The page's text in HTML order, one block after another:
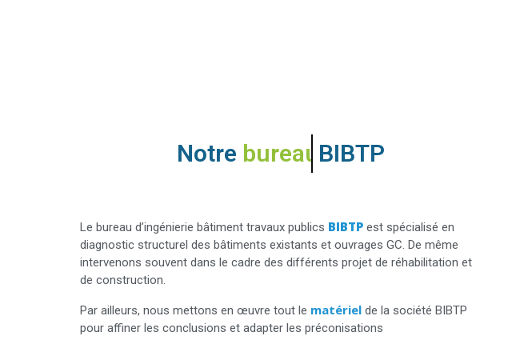
Notre bureau d'études BIBTP
Le bureau d’ingénierie bâtiment travaux publics BIBTP est spécialisé en
diagnostic structurel des bâtiments existants et ouvrages GC. De même
intervenons souvent dans le cadre des différents projet de réhabilitation et
de construction.
Par ailleurs, nous mettons en œuvre tout le matériel de la société BIBTP
pour affiner les conclusions et adapter les préconisations